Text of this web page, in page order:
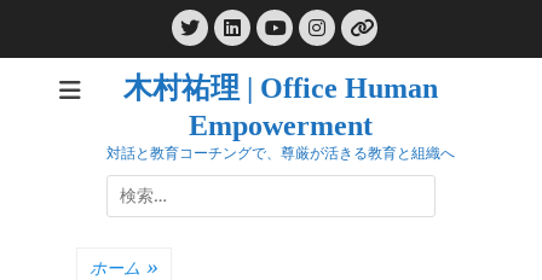
TwitterLinkedIn
YouTube
Instagram
リ
ン
ク
木村祐理 | Office Human
Empowerment
対話と教育コーチングで、尊厳が活きる教育と組織へ
検
索:
ホーム »